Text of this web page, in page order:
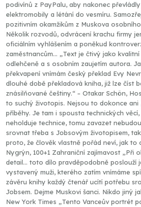
podivínů z PayPalu, aby nakonec
elektromobily a létání do vesmíru.
pozitivním okamžikům z Muskova
Několik rozvodů, odvrácení krachu firmy
oficiálním vyhlášením a poněkud
zaměstnancům… „Text je čtivý jako
odlehčeně a s osobním zaujetím autora.
překvapení vnímám český překlad Evy
dlouhé době překladová kniha, již lze číst
znásilňované češtiny.“ – Otakar Schön,
to suchý životopis. Nejsou to dokonce ani
příběhy. Je tam i spousta technických
neholduje technice, tomu zavazet
srovnat třeba s Jobsovým životopisem,
proto, že člověk vlastně pořád neví, jak to
Nygrýn, 100+1 Zahraniční zajímavost „Při
detail… toto dílo pravděpodobně poslouží
vystavený muži, kterého zatím vnímáme
závěru knihy každý čtenář ucítí potřebu
Jobsem. Dejme Muskovi šanci. Nikdo jiný
New York Times „Tento Vanceův portrét